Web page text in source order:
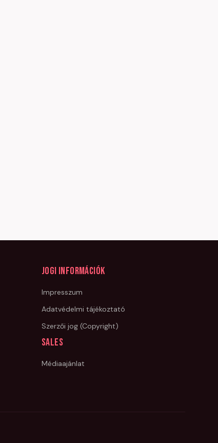
Jogi információk
Impresszum
Adatvédelmi tájékoztató
Szerzői jog (Copyright)
Sales
Médiaajánlat